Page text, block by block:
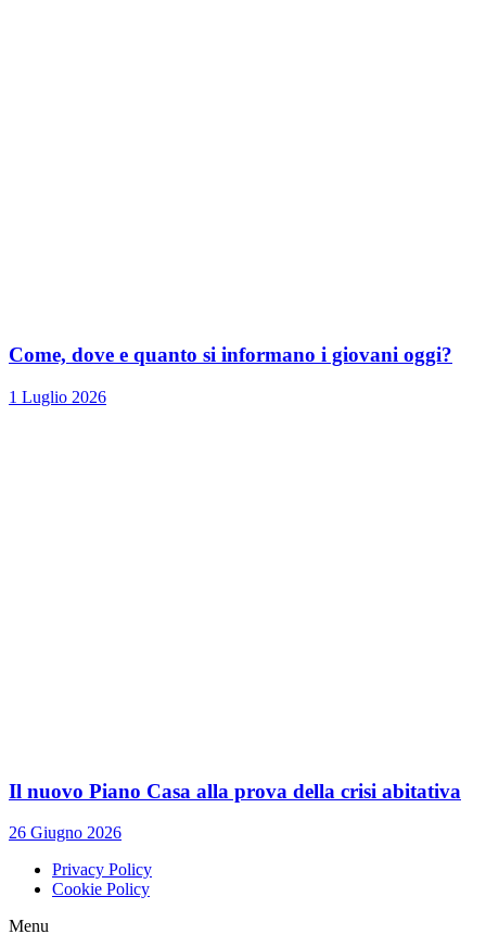
Come, dove e quanto si informano i giovani oggi?
1 Luglio 2026
Il nuovo Piano Casa alla prova della crisi abitativa
26 Giugno 2026
Privacy Policy
Cookie Policy
Menu